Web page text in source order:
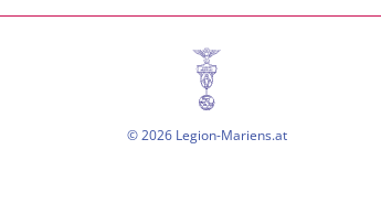
© 2026 Legion-Mariens.at